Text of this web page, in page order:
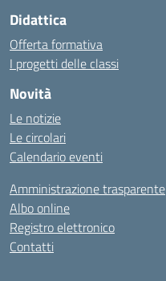
Didattica
Offerta formativa
I progetti delle classi
Novità
Le notizie
Le circolari
Calendario eventi
Amministrazione trasparente
Albo online
Registro elettronico
Contatti